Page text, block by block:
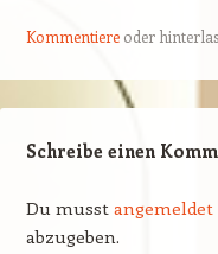
Kommentiereoder
Schreibe einen
Du musst angemeldet
abzugeben.